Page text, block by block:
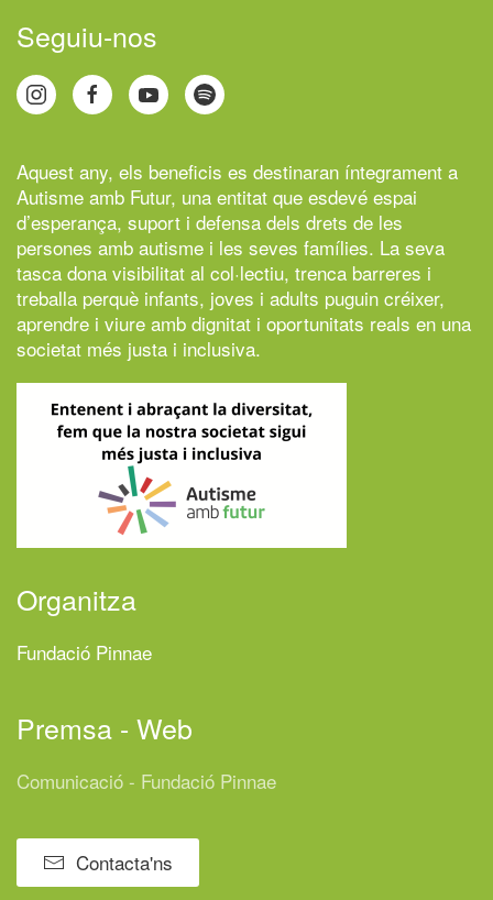
Seguiu-nos
Aquest any, els beneficis es destinaran íntegrament a
Autisme amb Futur, una entitat que esdevé espai
d’esperança, suport i defensa dels drets de les
persones amb autisme i les seves famílies. La seva
tasca dona visibilitat al col·lectiu, trenca barreres i
treballa perquè infants, joves i adults puguin créixer,
aprendre i viure amb dignitat i oportunitats reals en una
societat més justa i inclusiva.
Organitza
Fundació Pinnae
Premsa - Web
Comunicació - Fundació Pinnae
Contacta'ns